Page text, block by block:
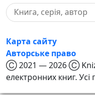
Карта сайту
Авторське право
Ⓒ 2021 — 2026 Ⓒ
електронних книг.